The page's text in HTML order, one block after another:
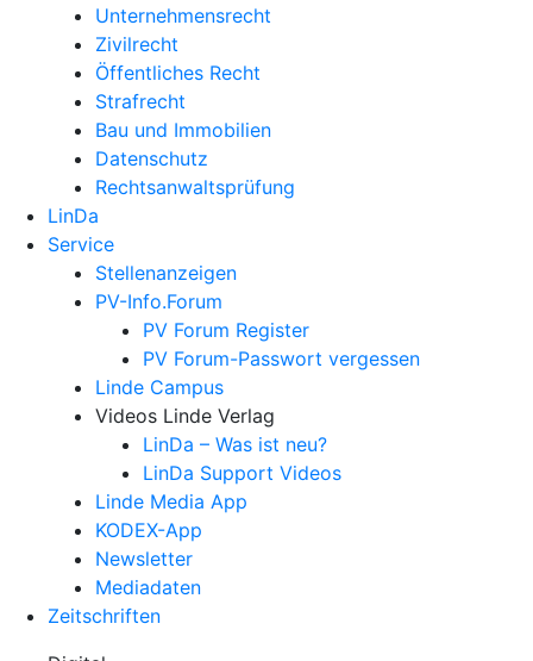
Unternehmens­recht
Zivilrecht
Öffentliches Recht
Strafrecht
Bau und Immobilien
Datenschutz
Rechtsanwalts­prüfung
LinDa
Service
Stellenanzeigen
PV-Info.Forum
PV Forum Register
PV Forum-Passwort vergessen
Linde Campus
Videos Linde Verlag
LinDa – Was ist neu?
LinDa Support Videos
Linde Media App
KODEX-App
Newsletter
Mediadaten
Zeitschriften